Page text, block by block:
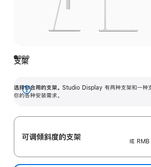
支架
选择你合用的支架。 Studio Display 有两种支架和一种
你的各种安装需求。
展
可调倾斜度的支架
或